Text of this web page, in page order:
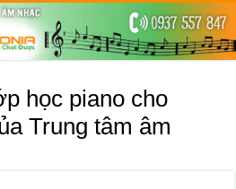
học piano cho
Trung tâm âm